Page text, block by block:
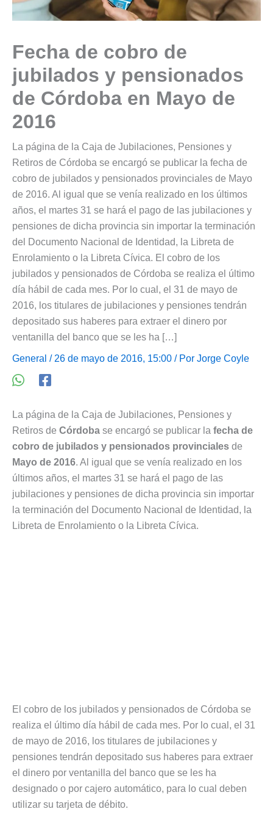
Fecha de cobro de
jubilados y pensionados
de Córdoba en Mayo de
2016
La página de la Caja de Jubilaciones, Pensiones y
Retiros de Córdoba se encargó se publicar la fecha de
cobro de jubilados y pensionados provinciales de Mayo
de 2016. Al igual que se venía realizado en los últimos
años, el martes 31 se hará el pago de las jubilaciones y
pensiones de dicha provincia sin importar la terminación
del Documento Nacional de Identidad, la Libreta de
Enrolamiento o la Libreta Cívica. El cobro de los
jubilados y pensionados de Córdoba se realiza el último
día hábil de cada mes. Por lo cual, el 31 de mayo de
2016, los titulares de jubilaciones y pensiones tendrán
depositado sus haberes para extraer el dinero por
ventanilla del banco que se les ha […]
General / 26 de mayo de 2016, 15:00 / Por Jorge Coyle
La página de la Caja de Jubilaciones, Pensiones y
Retiros de Córdoba se encargó se publicar la fecha de
cobro de jubilados y pensionados provinciales de
Mayo de 2016. Al igual que se venía realizado en los
últimos años, el martes 31 se hará el pago de las
jubilaciones y pensiones de dicha provincia sin importar
la terminación del Documento Nacional de Identidad, la
Libreta de Enrolamiento o la Libreta Cívica.
El cobro de los jubilados y pensionados de Córdoba se
realiza el último día hábil de cada mes. Por lo cual, el 31
de mayo de 2016, los titulares de jubilaciones y
pensiones tendrán depositado sus haberes para extraer
el dinero por ventanilla del banco que se les ha
designado o por cajero automático, para lo cual deben
utilizar su tarjeta de débito.